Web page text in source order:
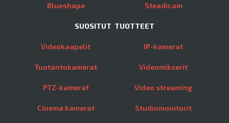
Blueshape Steadicam
SUOSITUT TUOTTEET
Videokaapelit
Tuotantokamerat
PTZ-kamerat
Cinema kamerat
IP-kamerat
Videomikserit
Video streaming
Studiomonitorit